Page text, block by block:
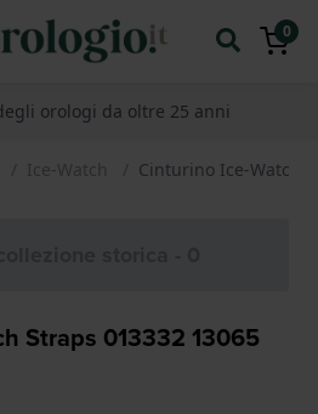
0
orologi da oltre 25 anni
Ice-Watch Cinturino Ice-Watch
Straps 013332 13065